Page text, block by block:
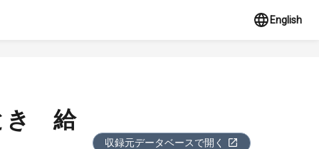
English
きゝ給
収録元データベースで開く